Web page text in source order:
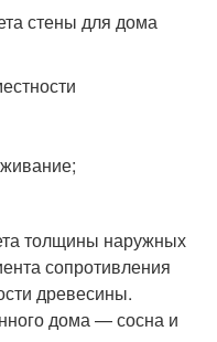
стены для дома
толщины наружных
сопротивления
древесины.
дома — сосна и